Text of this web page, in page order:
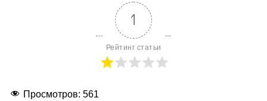
1
Рейтинг статьи
Просмотров: 561